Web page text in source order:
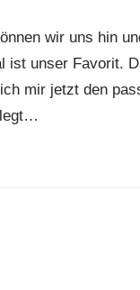
wir uns hin
ist unser Favorit.
mir jetzt den